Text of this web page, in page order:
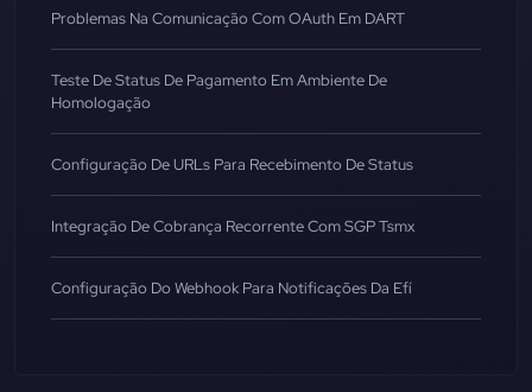
Problemas Na Comunicação Com OAuth Em DART
Teste De Status De Pagamento Em Ambiente De
Homologação
Configuração De URLs Para Recebimento De Status
Integração De Cobrança Recorrente Com SGP Tsmx
Configuração Do Webhook Para Notificações Da Efí